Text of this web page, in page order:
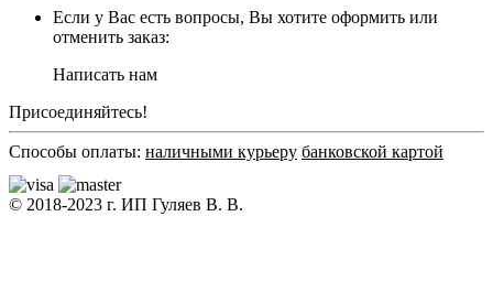
Если у Вас есть вопросы, Вы хотите оформить или
отменить заказ:
Написать нам
Присоединяйтесь!
Способы оплаты: наличными курьеру банковской картой
© 2018-2023 г. ИП Гуляев В. В.